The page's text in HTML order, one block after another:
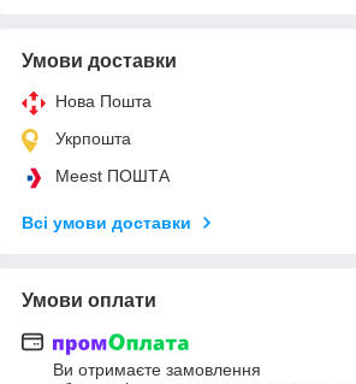
Умови доставки
Нова Пошта
Укрпошта
Meest ПОШТА
Всі умови доставки
Умови оплати
Ви отримаєте замовлення